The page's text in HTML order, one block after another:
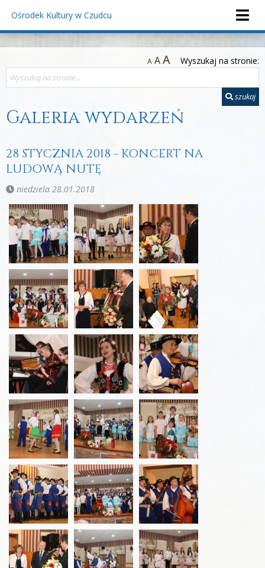
Ośrodek Kultury w Czudcu
A AA Wyszukaj na stronie:
szukaj
Galeria wydarzeń
28 STYCZNIA 2018 - KONCERT NA
LUDOWĄ NUTĘ
niedziela 28.01.2018